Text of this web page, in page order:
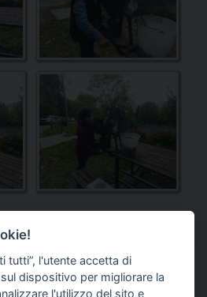
tutti”, l'utente accetta di
dispositivo per migliorare la
l'utilizzo del sito e